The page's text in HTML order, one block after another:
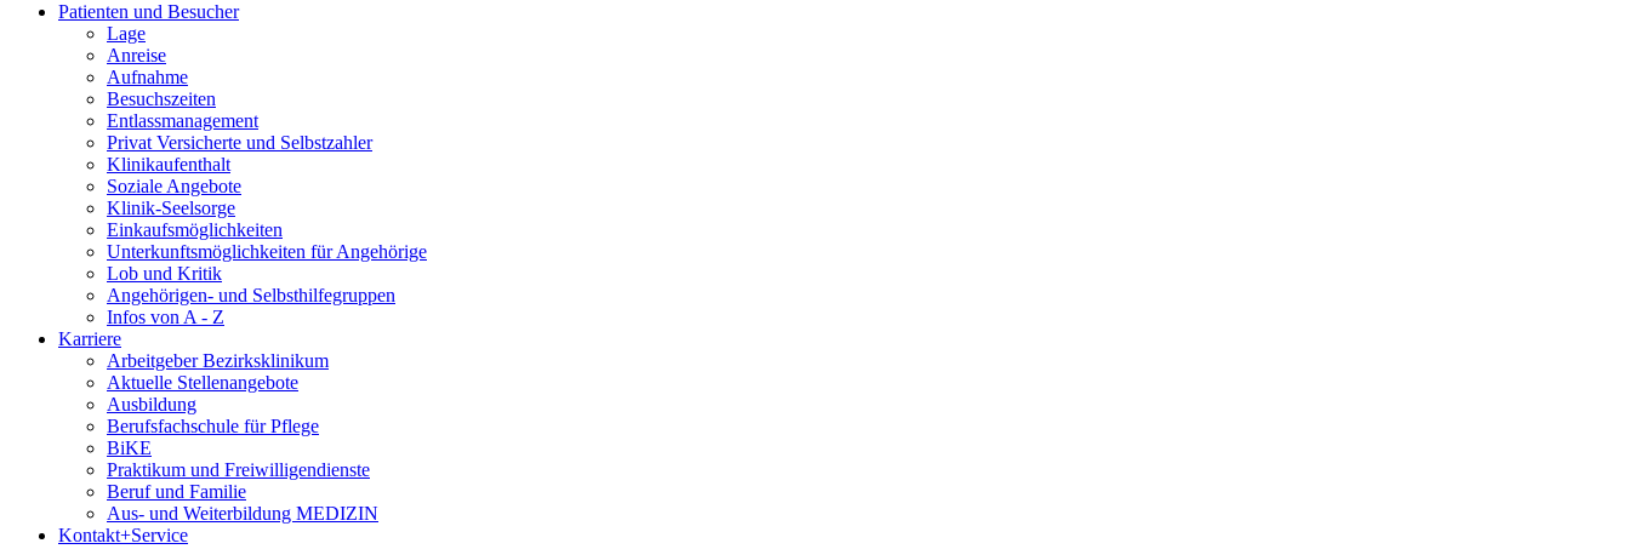
Patienten und Besucher
Lage
Anreise
Aufnahme
Besuchszeiten
Entlassmanagement
Privat Versicherte und Selbstzahler
Klinikaufenthalt
Soziale Angebote
Klinik-Seelsorge
Einkaufsmöglichkeiten
Unterkunftsmöglichkeiten für Angehörige
Lob und Kritik
Angehörigen- und Selbsthilfegruppen
Infos von A - Z
Karriere
Arbeitgeber Bezirksklinikum
Aktuelle Stellenangebote
Ausbildung
Berufsfachschule für Pflege
BiKE
Praktikum und Freiwilligendienste
Beruf und Familie
Aus- und Weiterbildung MEDIZIN
Kontakt+Service